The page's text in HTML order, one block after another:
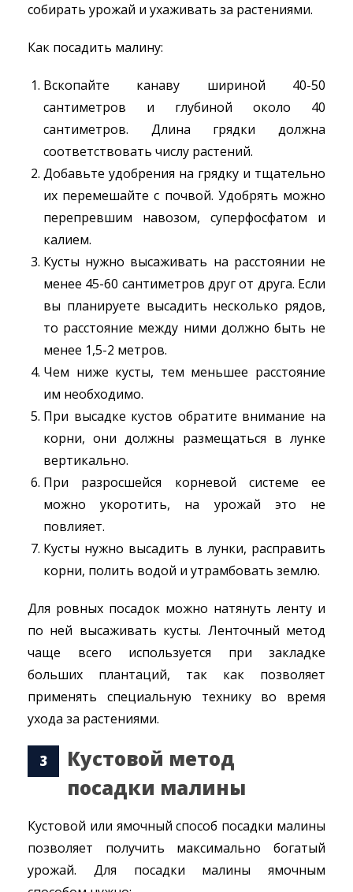
собирать урожай и ухаживать за растениями.
Как посадить малину:
Вскопайте канаву шириной 40-50
сантиметров и глубиной около 40
сантиметров. Длина грядки должна
соответствовать числу растений.
Добавьте удобрения на грядку и тщательно
их перемешайте с почвой. Удобрять можно
перепревшим навозом, суперфосфатом и
калием.
Кусты нужно высаживать на расстоянии не
менее 45-60 сантиметров друг от друга. Если
вы планируете высадить несколько рядов,
то расстояние между ними должно быть не
менее 1,5-2 метров.
Чем ниже кусты, тем меньшее расстояние
им необходимо.
При высадке кустов обратите внимание на
корни, они должны размещаться в лунке
вертикально.
При разросшейся корневой системе ее
можно укоротить, на урожай это не
повлияет.
Кусты нужно высадить в лунки, расправить
корни, полить водой и утрамбовать землю.
Для ровных посадок можно натянуть ленту и
по ней высаживать кусты. Ленточный метод
чаще всего используется при закладке
больших плантаций, так как позволяет
применять специальную технику во время
ухода за растениями.
Кустовой метод
посадки малины
Кустовой или ямочный способ посадки малины
позволяет получить максимально богатый
урожай. Для посадки малины ямочным